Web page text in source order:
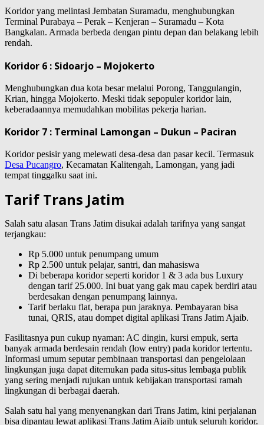
Koridor yang melintasi Jembatan Suramadu, menghubungkan
Terminal Purabaya – Perak – Kenjeran – Suramadu – Kota
Bangkalan. Armada berbeda dengan pintu depan dan belakang lebih
rendah.
Koridor 6 : Sidoarjo – Mojokerto
Menghubungkan dua kota besar melalui Porong, Tanggulangin,
Krian, hingga Mojokerto. Meski tidak sepopuler koridor lain,
keberadaannya memudahkan mobilitas pekerja harian.
Koridor 7 : Terminal Lamongan – Dukun – Paciran
Koridor pesisir yang melewati desa-desa dan pasar kecil. Termasuk
Desa Pucangro, Kecamatan Kalitengah, Lamongan, yang jadi
tempat tinggalku saat ini.
Tarif Trans Jatim
Salah satu alasan Trans Jatim disukai adalah tarifnya yang sangat
terjangkau:
Rp 5.000 untuk penumpang umum
Rp 2.500 untuk pelajar, santri, dan mahasiswa
Di beberapa koridor seperti koridor 1 & 3 ada bus Luxury
dengan tarif 25.000. Ini buat yang gak mau capek berdiri atau
berdesakan dengan penumpang lainnya.
Tarif berlaku flat, berapa pun jaraknya. Pembayaran bisa
tunai, QRIS, atau dompet digital aplikasi Trans Jatim Ajaib.
Fasilitasnya pun cukup nyaman: AC dingin, kursi empuk, serta
banyak armada berdesain rendah (low entry) pada koridor tertentu.
Informasi umum seputar pembinaan transportasi dan pengelolaan
lingkungan juga dapat ditemukan pada situs-situs lembaga publik
yang sering menjadi rujukan untuk kebijakan transportasi ramah
lingkungan di berbagai daerah.
Salah satu hal yang menyenangkan dari Trans Jatim, kini perjalanan
bisa dipantau lewat aplikasi Trans Jatim Ajaib untuk seluruh koridor.